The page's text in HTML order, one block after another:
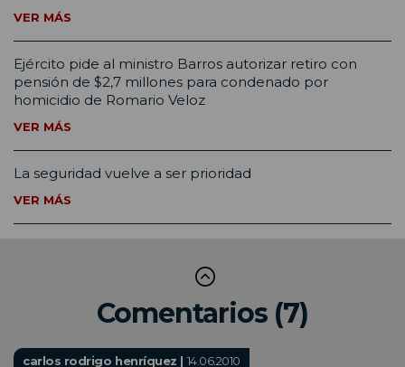
VER MÁS
Ejército pide al ministro Barros autorizar retiro con
pensión de $2,7 millones para condenado por
homicidio de Romario Veloz
VER MÁS
La seguridad vuelve a ser prioridad
VER MÁS
Comentarios (7)
carlos rodrigo henríquez | 14.06.2010